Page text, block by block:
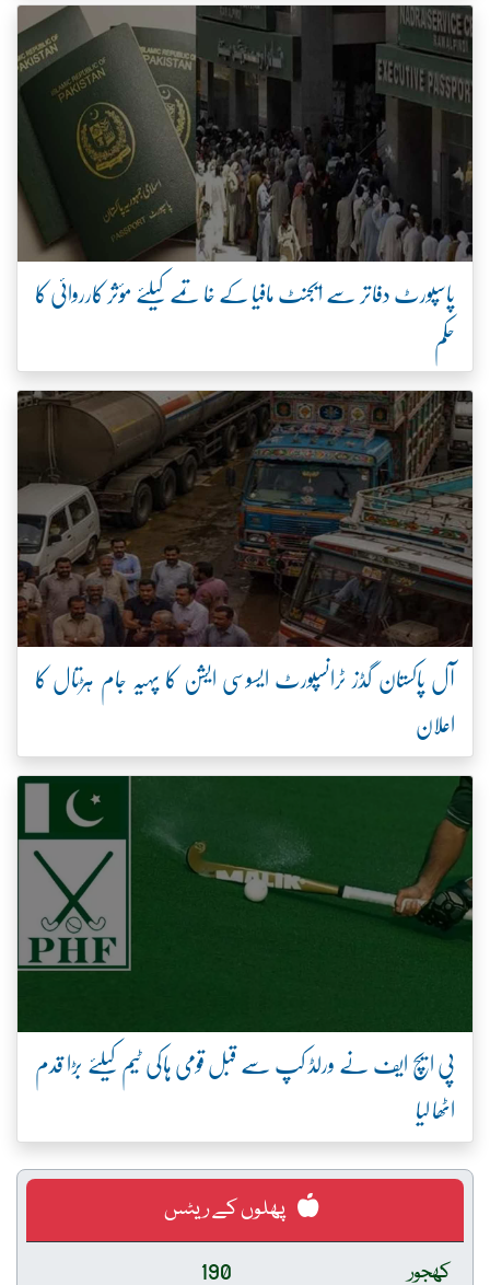
پاسپورٹ دفاتر سے ایجنٹ مافیا کے خاتمے کیلئے مؤثر کارروائی کا
حکم
آل پاکستان گڈز ٹرانسپورٹ ایسوسی ایشن کا پہیہ جام ہڑتال کا
اعلان
پی ایچ ایف نے ورلڈ کپ سے قبل قومی ہاکی ٹیم کیلئے بڑا قدم
اٹھا لیا
پھلوں کے ریٹس
کھجور
190